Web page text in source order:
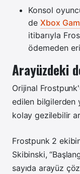
Konsol
de Xbox
itibarıyla
ödemeden
Arayüzdeki
Orijinal
edilen bilgilerden
kolay gezilebilir
Frostpunk 2
Skibinski,
sayıda arayüz